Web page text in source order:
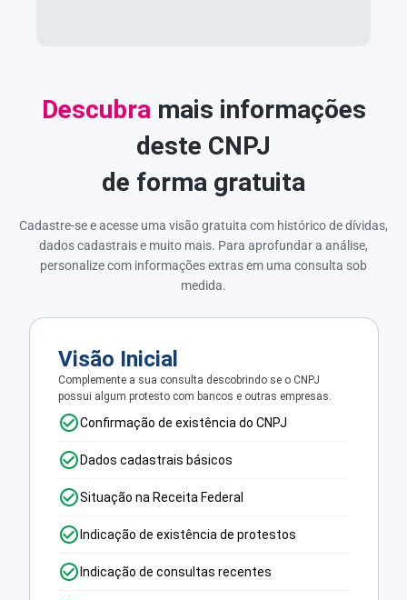
Descubra mais informações
deste CNPJ
de forma gratuita
Cadastre-se e acesse uma visão gratuita com histórico de dívidas,
dados cadastrais e muito mais. Para aprofundar a análise,
personalize com informações extras em uma consulta sob
medida.
Visão Inicial
Complemente a sua consulta descobrindo se o CNPJ
possui algum protesto com bancos e outras empresas.
Confirmação de existência do CNPJ
Dados cadastrais básicos
Situação na Receita Federal
Indicação de existência de protestos
Indicação de consultas recentes